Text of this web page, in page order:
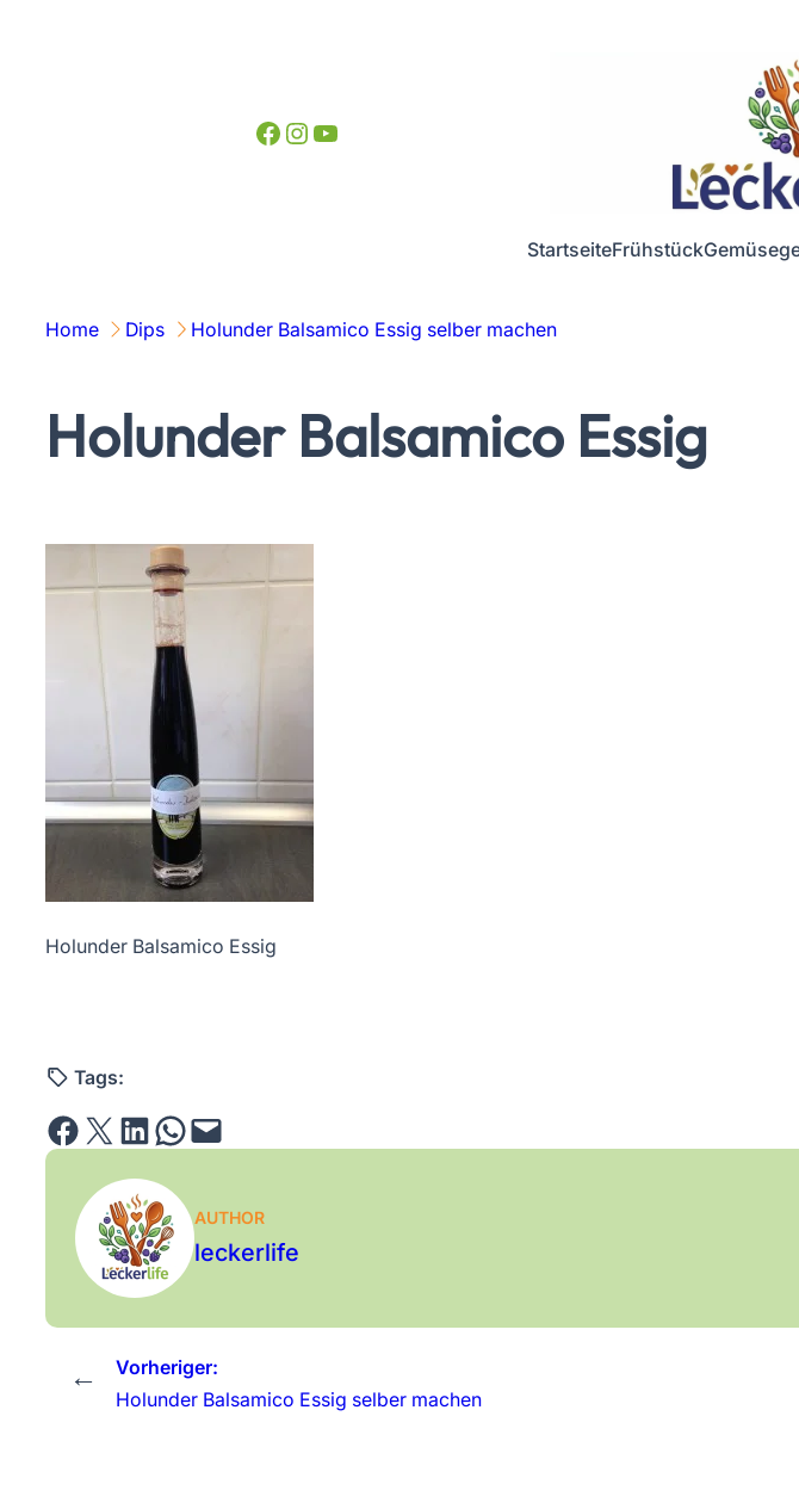
Facebook InstagramYouTube
StartseiteFrühstück
Home Dips Holunder Balsamico Essig selber machen
Holunder Balsamico Essig
Holunder Balsamico Essig
Tags:
Share on Facebook Email this Page Share on LinkedIn Share on WhatsApp Email this Page
AUTHOR
leckerlife
←
Vorheriger:
Holunder Balsamico Essig selber machen